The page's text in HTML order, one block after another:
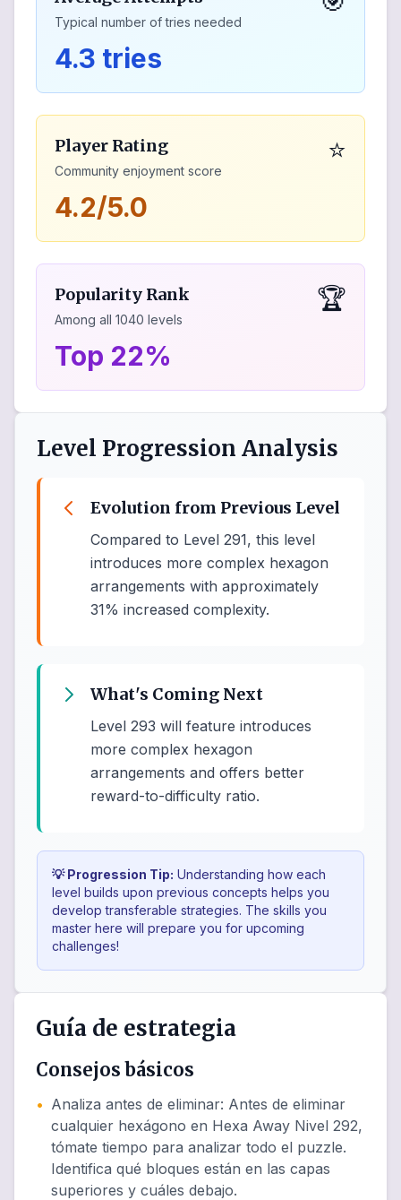
Typical number of tries needed
4.3 tries
Player Rating
Community enjoyment score
⭐
4.2/5.0
Popularity Rank
Among all 1040 levels
🏆
Top 22%
Level Progression Analysis
Evolution from Previous Level
Compared to Level 291, this level
introduces more complex hexagon
arrangements with approximately
31% increased complexity.
What's Coming Next
Level 293 will feature introduces
more complex hexagon
arrangements and offers better
reward-to-difficulty ratio.
💡 Progression Tip: Understanding how each
level builds upon previous concepts helps you
develop transferable strategies. The skills you
master here will prepare you for upcoming
challenges!
Guía de estrategia
Consejos básicos
• Analiza antes de eliminar: Antes de eliminar
cualquier hexágono en Hexa Away Nivel 292,
tómate tiempo para analizar todo el puzzle.
Identifica qué bloques están en las capas
superiores y cuáles debajo.